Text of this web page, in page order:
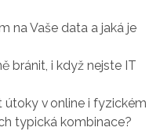
na Vaše data a jaká je
bránit, i když nejste IT
v online i fyzickém
typická kombinace?